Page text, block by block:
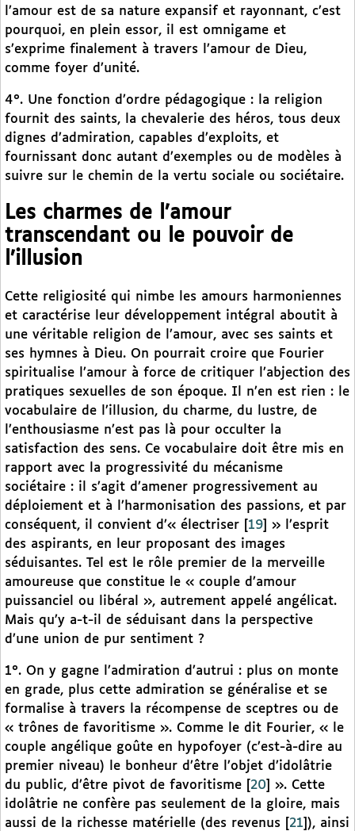
l’amour est de sa nature expansif et rayonnant, c’est
pourquoi, en plein essor, il est omnigame et
s’exprime finalement à travers l’amour de Dieu,
comme foyer d’unité.
4°. Une fonction d’ordre pédagogique : la religion
fournit des saints, la chevalerie des héros, tous deux
dignes d’admiration, capables d’exploits, et
fournissant donc autant d’exemples ou de modèles à
suivre sur le chemin de la vertu sociale ou sociétaire.
Les charmes de l’amour
transcendant ou le pouvoir de
l’illusion
Cette religiosité qui nimbe les amours harmoniennes
et caractérise leur développement intégral aboutit à
une véritable religion de l’amour, avec ses saints et
ses hymnes à Dieu. On pourrait croire que Fourier
spiritualise l’amour à force de critiquer l’abjection des
pratiques sexuelles de son époque. Il n’en est rien : le
vocabulaire de l’illusion, du charme, du lustre, de
l’enthousiasme n’est pas là pour occulter la
satisfaction des sens. Ce vocabulaire doit être mis en
rapport avec la progressivité du mécanisme
sociétaire : il s’agit d’amener progressivement au
déploiement et à l’harmonisation des passions, et par
conséquent, il convient d’« électriser
19
» l’esprit
des aspirants, en leur proposant des images
séduisantes. Tel est le rôle premier de la merveille
amoureuse que constitue le « couple d’amour
puissanciel ou libéral », autrement appelé angélicat.
Mais qu’y a-t-il de séduisant dans la perspective
d’une union de pur sentiment ?
1°. On y gagne l’admiration d’autrui : plus on monte
en grade, plus cette admiration se généralise et se
formalise à travers la récompense de sceptres ou de
« trônes de favoritisme ». Comme le dit Fourier, « le
couple angélique goûte en hypofoyer (c’est-à-dire au
premier niveau) le bonheur d’être l’objet d’idolâtrie
du public, d’être pivot de favoritisme
20
». Cette
idolâtrie ne confère pas seulement de la gloire, mais
aussi de la richesse matérielle (des revenus
21 ), ainsi